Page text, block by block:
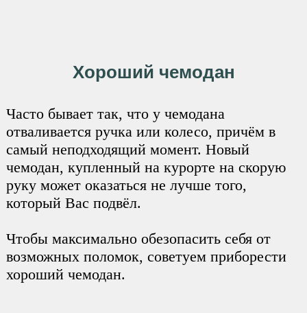
Хороший чемодан
Часто бывает так, что у чемодана
отваливается ручка или колесо, причём в
самый неподходящий момент. Новый
чемодан, купленный на курорте на скорую
руку может оказаться не лучше того,
который Вас подвёл.
Чтобы максимально обезопасить себя от
возможных поломок, советуем приборести
хороший чемодан.